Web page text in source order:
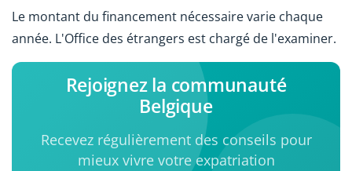
Le montant du financement nécessaire varie chaque
année. L'Office des étrangers est chargé de l'examiner.
Rejoignez la communauté
Belgique
Recevez régulièrement des conseils pour
mieux vivre votre expatriation